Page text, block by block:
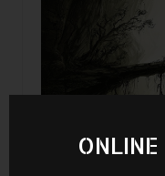
ONLINE